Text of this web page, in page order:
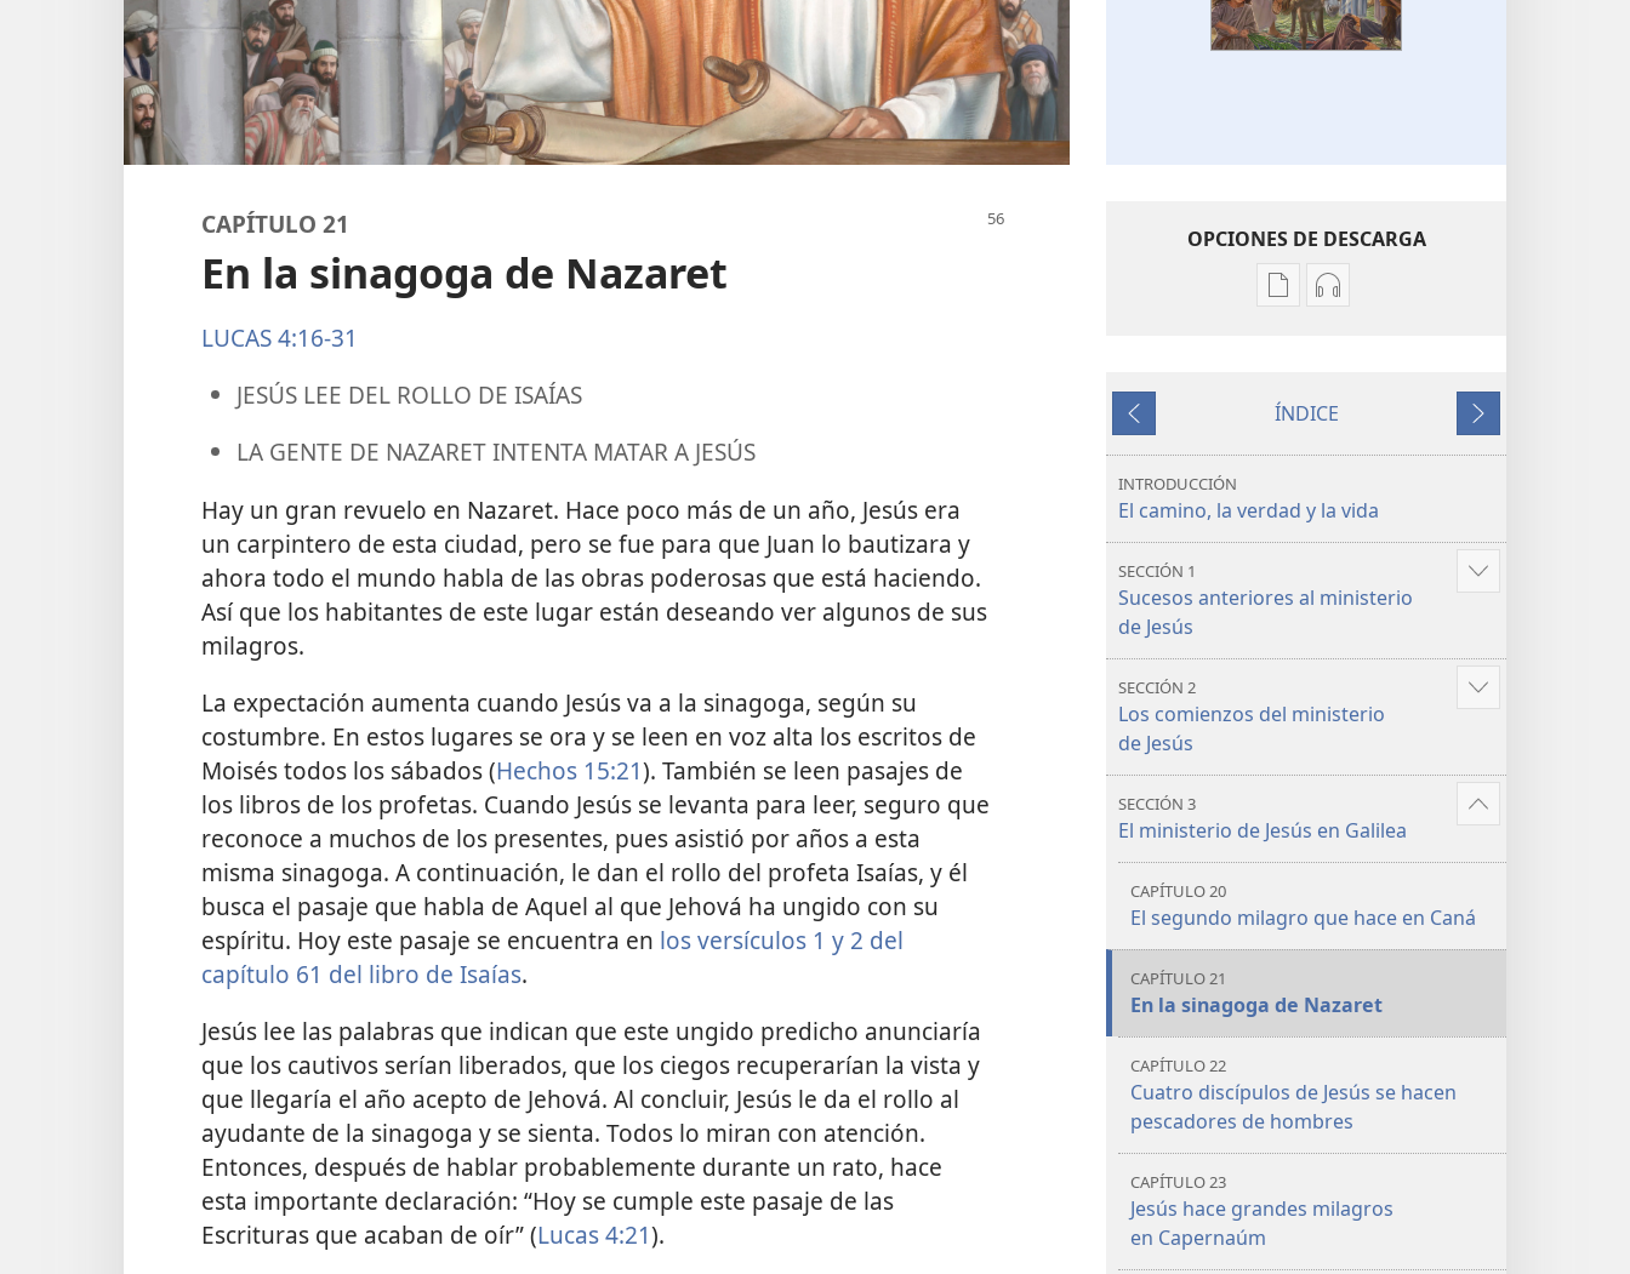
CAPÍTULO 21
En la sinagoga de Nazaret
LUCAS 4:16-31
JESÚS LEE DEL ROLLO DE ISAÍAS
LA GENTE DE NAZARET INTENTA MATAR A JESÚS
Hay un gran revuelo en Nazaret. Hace poco más de un año, Jesús era
un carpintero de esta ciudad, pero se fue para que Juan lo bautizara y
ahora todo el mundo habla de las obras poderosas que está haciendo.
Así que los habitantes de este lugar están deseando ver algunos de sus
milagros.
La expectación aumenta cuando Jesús va a la sinagoga, según su
costumbre. En estos lugares se ora y se leen en voz alta los escritos de
Moisés todos los sábados (Hechos 15:21). También se leen pasajes de
los libros de los profetas. Cuando Jesús se levanta para leer, seguro que
reconoce a muchos de los presentes, pues asistió por años a esta
misma sinagoga. A continuación, le dan el rollo del profeta Isaías, y él
busca el pasaje que habla de Aquel al que Jehová ha ungido con su
espíritu. Hoy este pasaje se encuentra en los versículos 1 y 2 del
capítulo 61 del libro de Isaías.
Jesús lee las palabras que indican que este ungido predicho anunciaría
que los cautivos serían liberados, que los ciegos recuperarían la vista y
que llegaría el año acepto de Jehová. Al concluir, Jesús le da el rollo al
ayudante de la sinagoga y se sienta. Todos lo miran con atención.
Entonces, después de hablar probablemente durante un rato, hace
esta importante declaración: “Hoy se cumple este pasaje de las
Escrituras que acaban de oír” (Lucas 4:21).
OPCIONES DE DESCARGA
Opciones
publicaciones
camino,
la verdad
la vida
Opciones
audio
camino,
la vida
Anterior
ÍNDICE
Siguiente
INTRODUCCIÓN
El camino, la verdad y la vida
SECCIÓN 1
Sucesos anteriores al ministerio
de Jesús
Mostrar
SECCIÓN 2
Los comienzos del ministerio
de Jesús
Mostrar
SECCIÓN 3
El ministerio de Jesús en Galilea
Mostrar
CAPÍTULO 20
El segundo milagro que hace en Caná
CAPÍTULO 21
En la sinagoga de Nazaret
CAPÍTULO 22
Cuatro discípulos de Jesús se hacen
pescadores de hombres
CAPÍTULO 23
Jesús hace grandes milagros
en Capernaúm